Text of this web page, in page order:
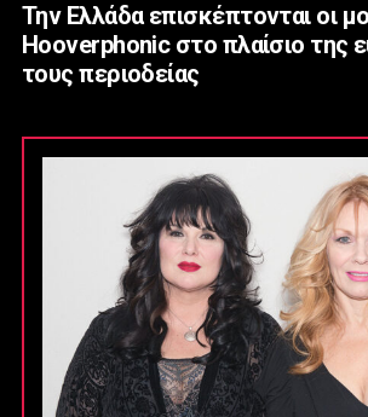
Την Ελλάδα επισκέπτονται οι
Hooverphonic στο πλαίσιο της
τους περιοδείας